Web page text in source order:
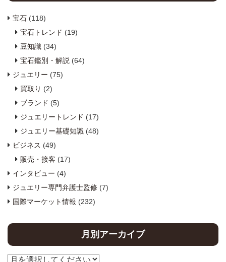
宝石 (118)
宝石トレンド (19)
豆知識 (34)
宝石鑑別・解説 (64)
ジュエリー (75)
買取り (2)
ブランド (5)
ジュエリートレンド (17)
ジュエリー基礎知識 (48)
ビジネス (49)
販売・接客 (17)
インタビュー (4)
ジュエリー専門弁護士監修 (7)
国際マーケット情報 (232)
月別アーカイブ